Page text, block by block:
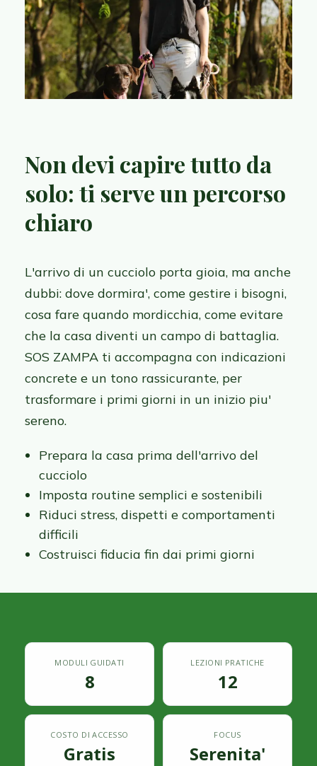
Non devi capire tutto da
solo: ti serve un percorso
chiaro
L'arrivo di un cucciolo porta gioia, ma anche
dubbi: dove dormira', come gestire i bisogni,
cosa fare quando mordicchia, come evitare
che la casa diventi un campo di battaglia.
SOS ZAMPA ti accompagna con indicazioni
concrete e un tono rassicurante, per
trasformare i primi giorni in un inizio piu'
sereno.
Prepara la casa prima dell'arrivo del
cucciolo
Imposta routine semplici e sostenibili
Riduci stress, dispetti e comportamenti
difficili
Costruisci fiducia fin dai primi giorni
MODULI GUIDATI
8
LEZIONI PRATICHE
12
COSTO DI ACCESSO
Gratis
FOCUS
Serenita'